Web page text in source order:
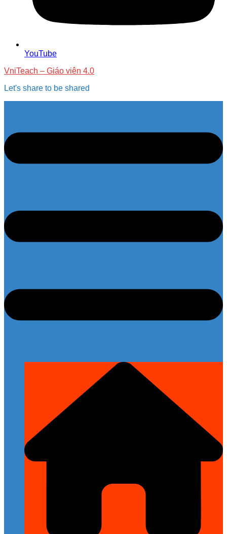
YouTube
VniTeach – Giáo viên 4.0
Let's share to be shared